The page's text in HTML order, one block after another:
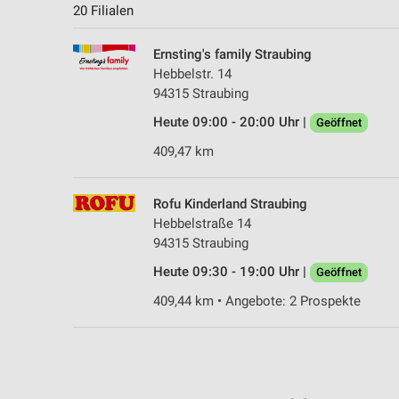
20 Filialen
Ernsting's family Straubing
Hebbelstr. 14
94315 Straubing
Heute 09:00 - 20:00 Uhr |
Geöffnet
409,47 km
Rofu Kinderland Straubing
Hebbelstraße 14
94315 Straubing
Heute 09:30 - 19:00 Uhr |
Geöffnet
409,44 km • Angebote: 2 Prospekte